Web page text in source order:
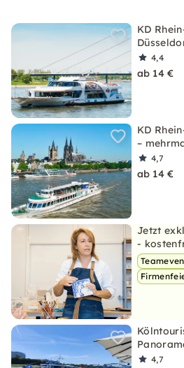
KD
4,4
ab 14 €
KD
–
4,7
ab 14 €
Jetzt
-
4,7